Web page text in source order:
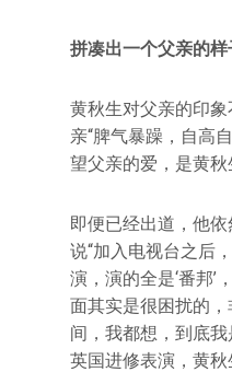
拼凑出一个父亲的样
黄秋生对父亲的印
亲“脾气暴躁，自高
望父亲的爱，是黄秋
即便已经出道，他
说“加入电视台之后
演，演的全是‘番邦’
面其实是很困扰的
间，我都想，到底
英国进修表演，黄